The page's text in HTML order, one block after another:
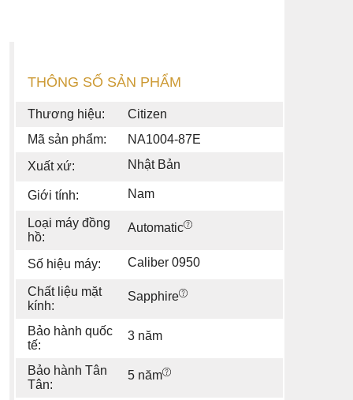
THÔNG SỐ SẢN PHẨM
Thương hiệu:
Citizen
Mã sản phẩm:
NA1004-87E
Xuất xứ:
Nhật Bản
Giới tính: Nam
Loại máy đồng
hồ:
Automatic
Số hiệu máy: Caliber 0950
Chất liệu mặt
kính:
Sapphire
Bảo hành quốc
tế:
3 năm
Bảo hành Tân
Tân:
5 năm